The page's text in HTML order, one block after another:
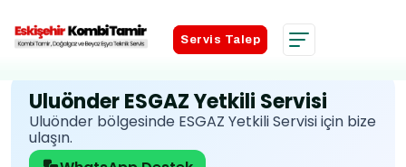
Servis Talep
Servis Talep
Uluönder ESGAZ Yetkili Servisi
Uluönder bölgesinde ESGAZ Yetkili Servisi için bize
ulaşın.